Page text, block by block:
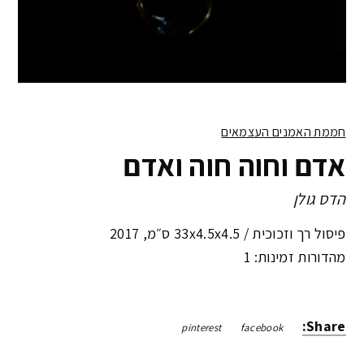
חממת האמנים העצמאים
אדם וחוה חוה ואדם
הדס גולן
פיסול רך וזכוכית / 33x4.5x4.5 ס״מ ,
מהדורות זמינות: 1
Share:
facebook
pinterest